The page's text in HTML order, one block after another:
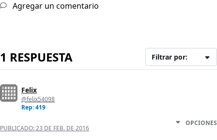
Agregar un comentario
1 RESPUESTA Filtrar por:
Felix
@felix54098
Rep: 419
PUBLICADO:23 DE FEB. DE 2016
OPCIONES